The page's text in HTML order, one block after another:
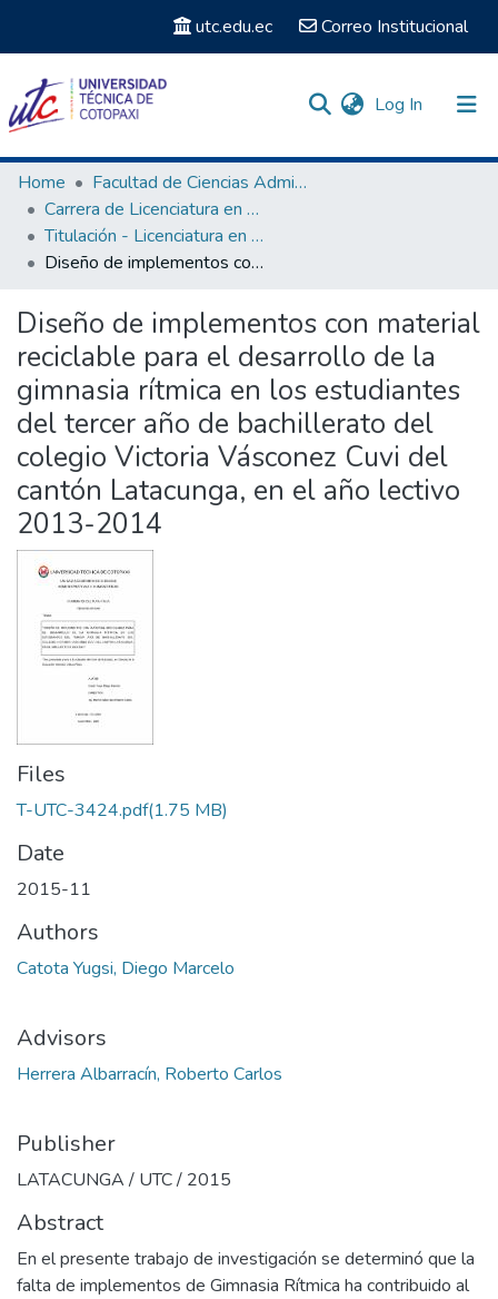
utc.edu.ec Correo Institucional
Log In (current)
Communities & Collections
Search
Statistics
Home
Facultad de Ciencias Administrativas y Humanísticas
Carrera de Licenciatura en Cultura Física
Titulación - Licenciatura en Cultura Física
Diseño de implementos con material reciclable para el desarrollo de la gimnasia rítmica en los estudiantes del tercer año de bachillerato del colegio Victoria Vásconez Cuvi del cantón Latacunga, en el año lectivo 2013-2014
Diseño de implementos con material
reciclable para el desarrollo de la
gimnasia rítmica en los estudiantes
del tercer año de bachillerato del
colegio Victoria Vásconez Cuvi del
cantón Latacunga, en el año lectivo
2013-2014
Files
T-UTC-3424.pdf(1.75 MB)
Date
2015-11
Authors
Catota Yugsi, Diego Marcelo
Advisors
Herrera Albarracín, Roberto Carlos
Publisher
LATACUNGA / UTC / 2015
Abstract
En el presente trabajo de investigación se determinó que la
falta de implementos de Gimnasia Rítmica ha contribuido al